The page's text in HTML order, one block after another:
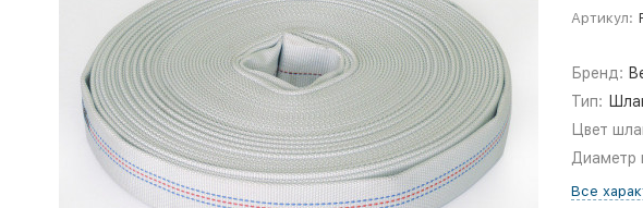
Артикул:
Бренд:
Тип:
Цвет
Диаметр
Все